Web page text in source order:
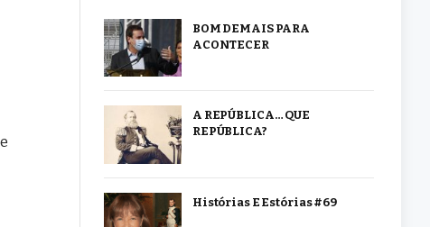
BOM DEMAIS PARA
ACONTECER
A REPÚBLICA… QUE
REPÚBLICA?
Histórias E Estórias #69